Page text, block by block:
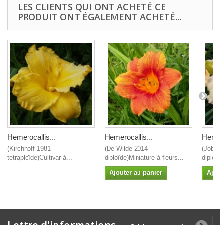
LES CLIENTS QUI ONT ACHETÉ CE
PRODUIT ONT ÉGALEMENT ACHETÉ...
Hemerocallis...
(Kirchhoff 1981 -
tetraploïde)Cultivar à...
Hemerocallis...
(De Wilde 2014 -
diploîde)Miniature à fleurs...
Ajouter au panier